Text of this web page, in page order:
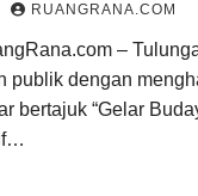
RUANGRANA.COM
–
publik dengan
bertajuk “Gelar